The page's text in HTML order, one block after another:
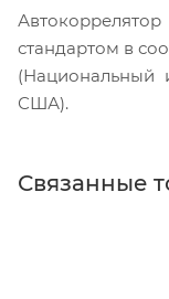
стандартом в
(Национальный
США).
Связанные